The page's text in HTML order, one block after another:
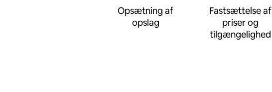
Opsætning af
opslag
Fastsættelse af
priser og
tilgængelighed